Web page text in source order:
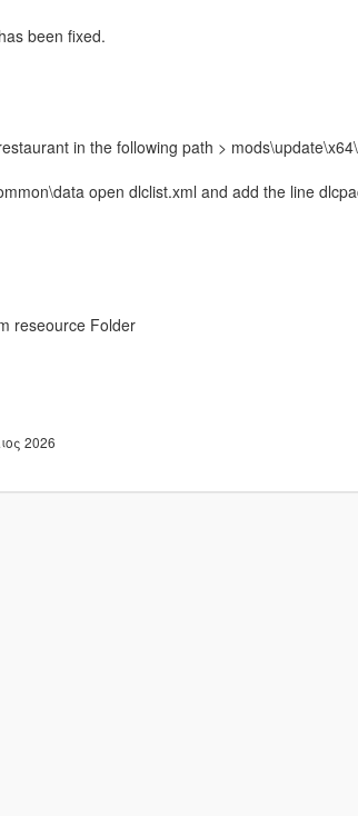
been fixed.
in the following path >
open dlclist.xml and add the line
reseource Folder
2026